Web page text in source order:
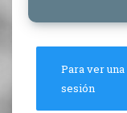
Para ver
sesión